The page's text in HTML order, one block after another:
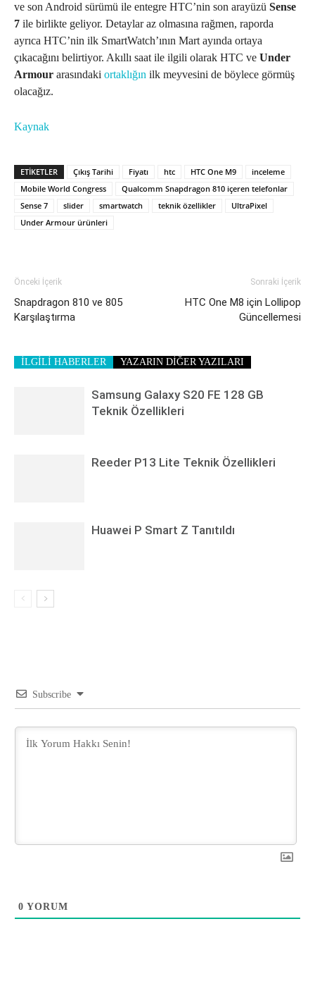
ve son Android sürümü ile entegre HTC’nin son arayüzü Sense
7 ile birlikte geliyor. Detaylar az olmasına rağmen, raporda
ayrıca HTC’nin ilk SmartWatch’ının Mart ayında ortaya
çıkacağını belirtiyor. Akıllı saat ile ilgili olarak HTC ve Under
Armour arasındaki ortaklığın ilk meyvesini de böylece görmüş
olacağız.
Kaynak
ETIKETLER Çıkış Tarihi Fiyatı htc HTC One M9
inceleme
Mobile World Congress
Qualcomm Snapdragon 810 içeren telefonlar
Sense 7
slider smartwatch teknik özellikler
UltraPixel
Under Armour ürünleri
Önceki İçerik
Snapdragon 810 ve 805
Karşılaştırma
Sonraki İçerik
HTC One M8 için Lollipop
Güncellemesi
İLGİLİ HABERLER YAZARIN DİĞER YAZILARI
Samsung Galaxy S20 FE 128 GB
Teknik Özellikleri
Reeder P13 Lite Teknik Özellikleri
Huawei P Smart Z Tanıtıldı
Subscribe
0 YORUM